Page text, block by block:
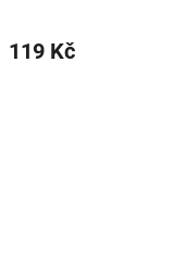
119 Kč